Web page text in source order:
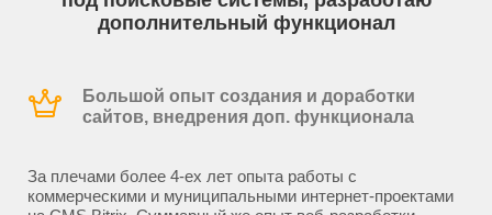
дополнительный функционал
Большой опыт создания и доработки
сайтов, внедрения доп. функционала
За плечами более 4-ех лет опыта работы с
коммерческими и муниципальными интернет-проектами